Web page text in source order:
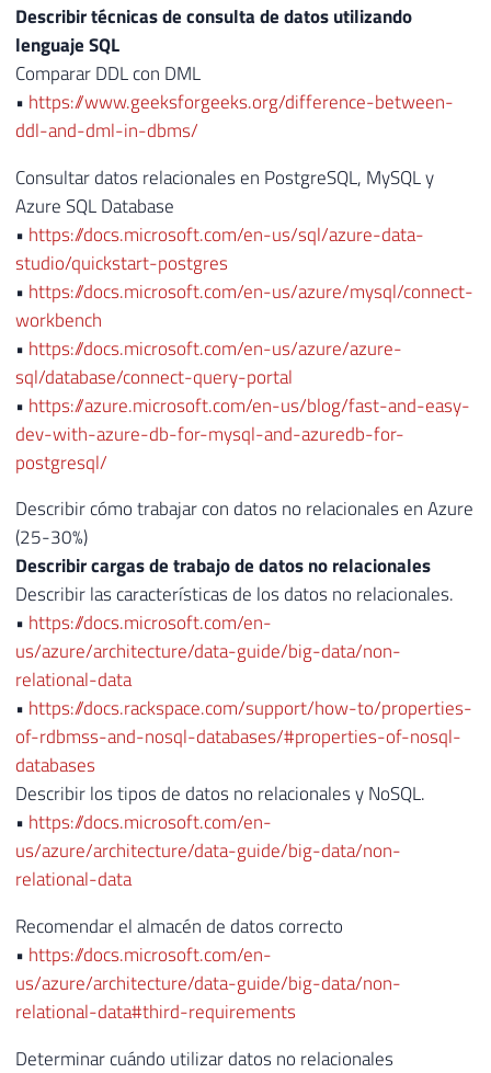
Describir técnicas de consulta de datos utilizando
lenguaje SQL
Comparar DDL con DML
• https://www.geeksforgeeks.org/difference-between-
ddl-and-dml-in-dbms/
Consultar datos relacionales en PostgreSQL, MySQL y
Azure SQL Database
• https://docs.microsoft.com/en-us/sql/azure-data-
studio/quickstart-postgres
• https://docs.microsoft.com/en-us/azure/mysql/connect-
workbench
• https://docs.microsoft.com/en-us/azure/azure-
sql/database/connect-query-portal
• https://azure.microsoft.com/en-us/blog/fast-and-easy-
dev-with-azure-db-for-mysql-and-azuredb-for-
postgresql/
Describir cómo trabajar con datos no relacionales en Azure
(25-30%)
Describir cargas de trabajo de datos no relacionales
Describir las características de los datos no relacionales.
• https://docs.microsoft.com/en-
us/azure/architecture/data-guide/big-data/non-
relational-data
• https://docs.rackspace.com/support/how-to/properties-
of-rdbmss-and-nosql-databases/#properties-of-nosql-
databases
Describir los tipos de datos no relacionales y NoSQL.
• https://docs.microsoft.com/en-
us/azure/architecture/data-guide/big-data/non-
relational-data
Recomendar el almacén de datos correcto
• https://docs.microsoft.com/en-
us/azure/architecture/data-guide/big-data/non-
relational-data#third-requirements
Determinar cuándo utilizar datos no relacionales